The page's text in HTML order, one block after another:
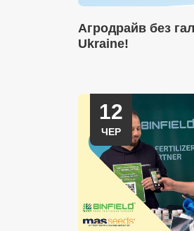
Агродрайв без
Ukraine!
12
ЧЕР